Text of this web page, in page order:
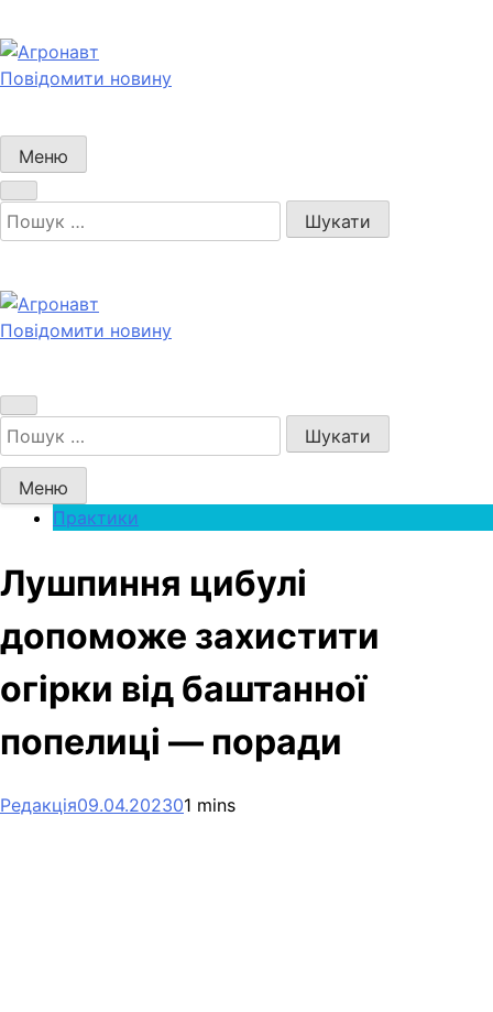
до
вмісту
Новини українського агробізнесу
Повідомити новину
Меню
Пошук:
Агронавт
Новини українського агробізнесу
Повідомити новину
Пошук:
Меню
Практики
Лушпиння цибулі
допоможе захистити
огірки від баштанної
попелиці — поради
Редакція09.04.202301 mins